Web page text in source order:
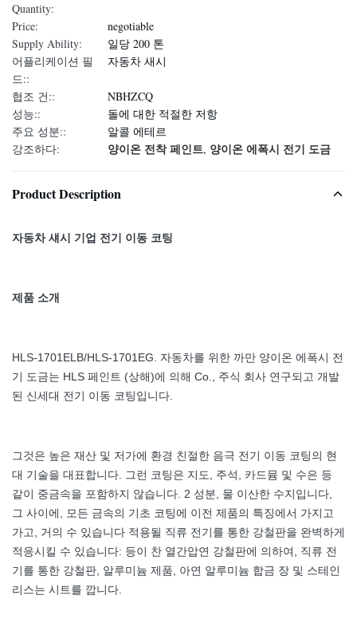
Quantity:
Price:
negotiable
Supply Ability:
일당 200 톤
어플리케이션 필
드::
자동차 새시
협조 건::
NBHZCQ
성능::
돌에 대한 적절한 저항
주요 성분::
알콜 에테르
강조하다:
양이온 전착 페인트, 양이온 에폭시 전기 도금
Product Description
자동차 섀시 기업 전기 이동 코팅
제품 소개
HLS-1701ELB/HLS-1701EG. 자동차를 위한 까만 양이온 에폭시 전
기 도금는 HLS 페인트 (상해)에 의해 Co., 주식 회사 연구되고 개발
된 신세대 전기 이동 코팅입니다.
그것은 높은 재산 및 저가에 환경 친절한 음극 전기 이동 코팅의 현
대 기술을 대표합니다. 그런 코팅은 지도, 주석, 카드뮴 및 수은 등
같이 중금속을 포함하지 않습니다. 2 성분, 물 이산한 수지입니다,
그 사이에, 모든 금속의 기초 코팅에 이전 제품의 특징에서 가지고
가고, 거의 수 있습니다 적용될 직류 전기를 통한 강철판을 완벽하게
적응시킬 수 있습니다: 등이 찬 열간압연 강철판에 의하여, 직류 전
기를 통한 강철판, 알루미늄 제품, 아연 알루미늄 합금 장 및 스테인
리스는 시트를 깝니다.